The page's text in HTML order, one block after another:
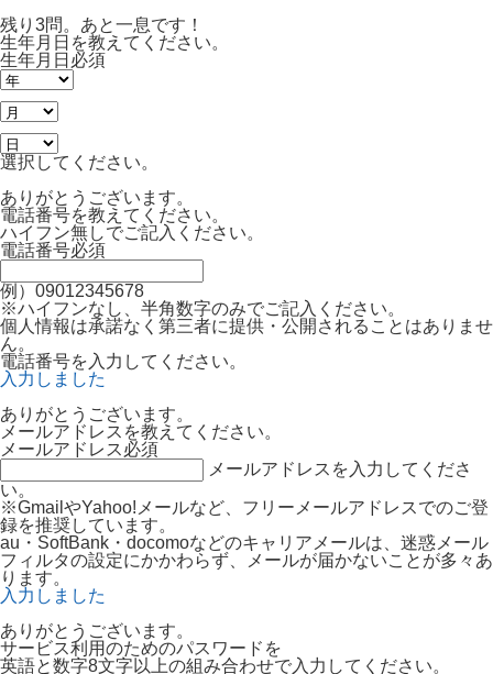
残り3問。あと一息です！
生年月日を教えてください。
生年月日 必須
選択してください。
ありがとうございます。
電話番号を教えてください。
ハイフン無しでご記入ください。
電話番号必須
例）09012345678
※ハイフンなし、半角数字のみでご記入ください。
個人情報は承諾なく第三者に提供・公開されることはありませ
ん。
電話番号を入力してください。
入力しました
ありがとうございます。
メールアドレスを教えてください。
メールアドレス必須
メールアドレスを入力してくださ
い。
※GmailやYahoo!メールなど、フリーメールアドレスでのご登
録を推奨しています。
au・SoftBank・docomoなどのキャリアメールは、迷惑メール
フィルタの設定にかかわらず、メールが届かないことが多々あ
ります。
入力しました
ありがとうございます。
サービス利用のためのパスワードを
英語と数字8文字以上の組み合わせで入力してください。